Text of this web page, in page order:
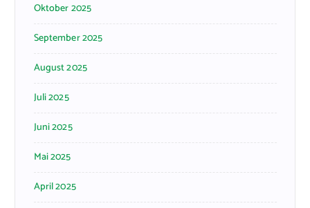
Oktober 2025
September 2025
August 2025
Juli 2025
Juni 2025
Mai 2025
April 2025